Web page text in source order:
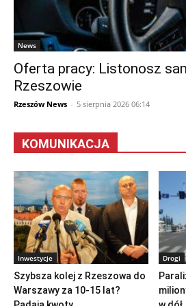
News
Oferta pracy: Listonosz
Rzeszowie
Rzeszów News - 5 sierpnia 2026 06:14
KOMUNIKACJA
Inwestycje
Szybsza kolej z Rzeszowa do
Warszawy za 10-15 lat?
Drogi